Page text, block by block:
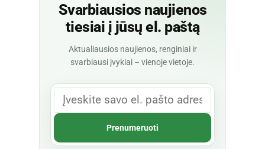
Svarbiausios naujienos
tiesiai į jūsų el. paštą
Aktualiausios naujienos, renginiai ir
svarbiausi įvykiai – vienoje vietoje.